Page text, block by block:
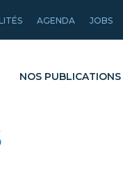
AGENDA JOBS
NOS PUBLICATIONS